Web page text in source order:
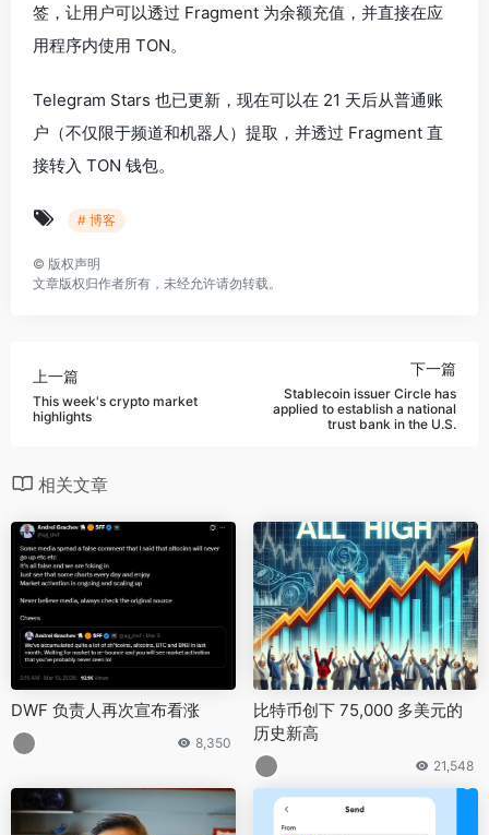
签，让用户可以透过 Fragment 为余额充值，并直接在应
用程序内使用 TON。
Telegram Stars 也已更新，现在可以在 21 天后从普通账
户（不仅限于频道和机器人）提取，并透过 Fragment 直
接转入 TON 钱包。
# 博客
© 版权声明
文章版权归作者所有，未经允许请勿转载。
上一篇
This week's crypto market
highlights
下一篇
Stablecoin issuer Circle has
applied to establish a national
trust bank in the U.S.
相关文章
DWF 负责人再次宣布看涨
8,350
比特币创下 75,000 多美元的
历史新高
21,548